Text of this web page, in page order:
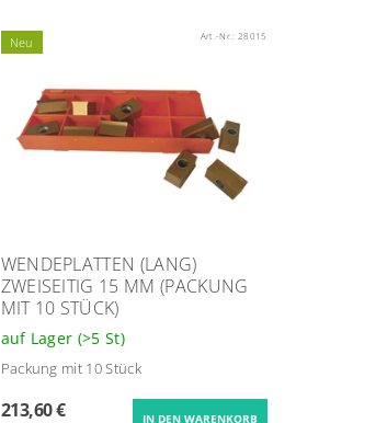
Neu Art.-Nr.:28015
WENDEPLATTEN (LANG)
ZWEISEITIG 15 MM (PACKUNG
MIT 10 STÜCK)
auf Lager (>5 St)
Packung mit 10 Stück
213,60 €